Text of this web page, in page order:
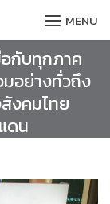
MENU
กับทุกภาค
อย่างทั่วถึง
งคมไทย
ดน